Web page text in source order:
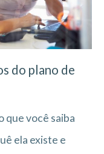
do plano de
que você saiba
ela existe e